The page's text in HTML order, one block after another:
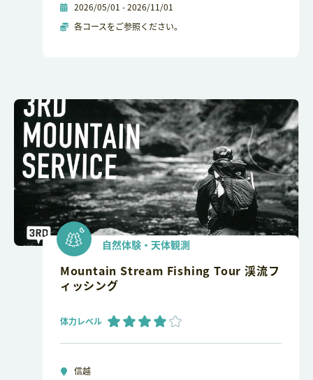
2026/05/01 - 2026/11/01
各コースをご参照ください。
自然体験・天体観測
Mountain Stream Fishing Tour 渓流フ
ィッシング
体力レベル
信越